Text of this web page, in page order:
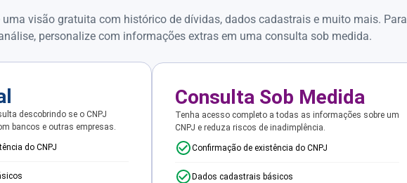
uma visão gratuita com histórico de dívidas, dados cadastrais e muito mais. Para
personalize com informações extras em uma consulta sob medida.
descobrindo se o CNPJ
bancos e outras empresas.
do CNPJ
Consulta Sob Medida
Tenha acesso completo a todas as informações sobre um
CNPJ e reduza riscos de inadimplência.
Confirmação de existência do CNPJ
Dados cadastrais básicos